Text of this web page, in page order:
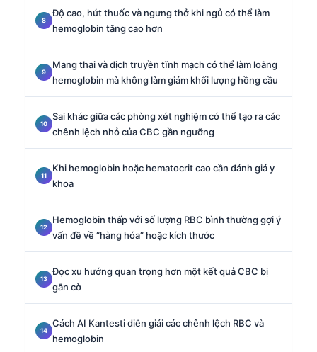
Độ cao, hút thuốc và ngưng thở khi ngủ có thể làm
hemoglobin tăng cao hơn
Mang thai và dịch truyền tĩnh mạch có thể làm loãng
hemoglobin mà không làm giảm khối lượng hồng cầu
Sai khác giữa các phòng xét nghiệm có thể tạo ra các
chênh lệch nhỏ của CBC gần ngưỡng
Khi hemoglobin hoặc hematocrit cao cần đánh giá y
khoa
Hemoglobin thấp với số lượng RBC bình thường gợi ý
vấn đề về “hàng hóa” hoặc kích thước
Đọc xu hướng quan trọng hơn một kết quả CBC bị
gắn cờ
Cách AI Kantesti diễn giải các chênh lệch RBC và
hemoglobin